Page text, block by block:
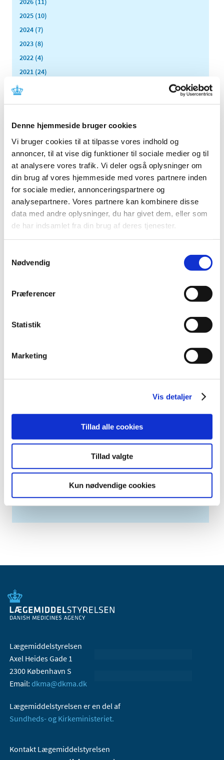
Denne hjemmeside bruger cookies
Vi bruger cookies til at tilpasse vores indhold og
annoncer, til at vise dig funktioner til sociale medier og til
at analysere vores trafik. Vi deler også oplysninger om
din brug af vores hjemmeside med vores partnere inden
for sociale medier, annonceringspartnere og
analysepartnere. Vores partnere kan kombinere disse
data med andre oplysninger, du har givet dem, eller som
de har indsamlet fra din brug af deres tjenester.
Nødvendig
Præferencer
Statistik
Marketing
Vis detaljer
Tillad alle cookies
Tillad valgte
Kun nødvendige cookies
2025 (10)
2024 (7)
2023 (8)
2022 (4)
2021 (24)
2020 (7)
2017 (31)
2016 (42)
2015 (30)
2014 (44)
2013 (44)
2012 (41)
december (1)
november (6)
august (1)
juni (3)
marts (3)
januar (6)
2010 (7)
2006 (9)
Relateret indhold
Generelle tilskud til medicin
Lægemiddelstyrelsen
Axel Heides Gade 1
2300 København S
Email: dkma@dkma.dk
Lægemiddelstyrelsen er en del af
Sundheds- og Kirkeministeriet.
Kontakt Lægemiddelstyrelsen